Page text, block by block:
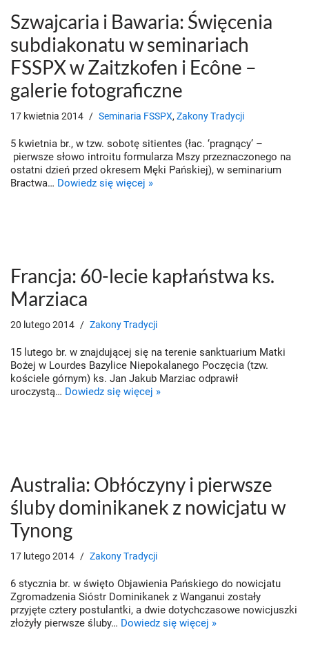
Szwajcaria i Bawaria: Święcenia
subdiakonatu w seminariach
FSSPX w Zaitzkofen i Ecône –
galerie fotograficzne
17 kwietnia 2014 Seminaria FSSPX, Zakony Tradycji
5 kwietnia br., w tzw. sobotę sitientes (łac. ‘pragnący’ –
pierwsze słowo introitu formularza Mszy przeznaczonego na
ostatni dzień przed okresem Męki Pańskiej), w seminarium
Bractwa… Dowiedz się więcej »
Francja: 60-lecie kapłaństwa ks.
Marziaca
20 lutego 2014 Zakony Tradycji
15 lutego br. w znajdującej się na terenie sanktuarium Matki
Bożej w Lourdes Bazylice Niepokalanego Poczęcia (tzw.
kościele górnym) ks. Jan Jakub Marziac odprawił
uroczystą… Dowiedz się więcej »
Australia: Obłóczyny i pierwsze
śluby dominikanek z nowicjatu w
Tynong
17 lutego 2014 Zakony Tradycji
6 stycznia br. w święto Objawienia Pańskiego do nowicjatu
Zgromadzenia Sióstr Dominikanek z Wanganui zostały
przyjęte cztery postulantki, a dwie dotychczasowe nowicjuszki
złożyły pierwsze śluby… Dowiedz się więcej »